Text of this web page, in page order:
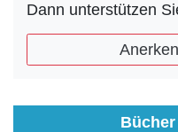
Dann unterstützen